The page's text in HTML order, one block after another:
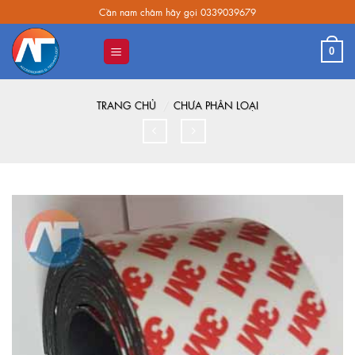
to
content
Cần nam châm hãy gọi 0339039679
0
TRANG CHỦ CHƯA PHÂN LOẠI